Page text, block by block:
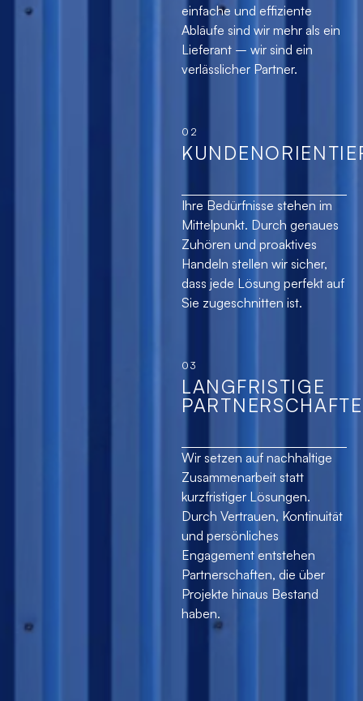
einfache und effiziente
Abläufe sind wir mehr als ein
Lieferant – wir sind ein
verlässlicher Partner.
02
Ihre Bedürfnisse stehen im
Mittelpunkt. Durch genaues
Zuhören und proaktives
Handeln stellen wir sicher,
dass jede Lösung perfekt auf
Sie zugeschnitten ist.
03
LANGFRISTIGE
Wir setzen auf nachhaltige
Zusammenarbeit statt
kurzfristiger Lösungen.
Durch Vertrauen, Kontinuität
und persönliches
Engagement entstehen
Partnerschaften, die über
Projekte hinaus Bestand
haben.